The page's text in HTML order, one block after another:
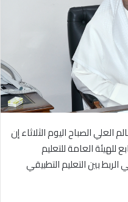
الصباح اليوم الثلاثاء إن
للهيئة العامة للتعليم
الربط بين التعليم التطبيقي